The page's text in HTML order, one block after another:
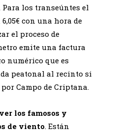
Para los transeúntes el
con una hora de
el proceso de
emite una factura
numérico que es
peatonal al recinto si
Campo de Criptana.
los famosos y
de viento. Están